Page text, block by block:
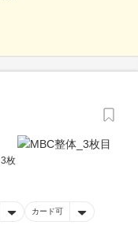
3枚
カード可